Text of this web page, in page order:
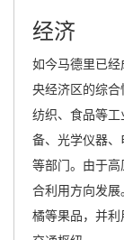
经济
如今马德里已
央经济区的综
纺织、食品等
备、光学仪器
等部门。由于
合利用方向发
橘等果品，并